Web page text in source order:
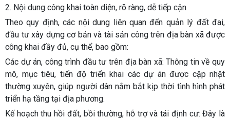
2. Nội dung công khai toàn diện, rõ ràng, dễ tiếp cận
Theo quy định, các nội dung liên quan đến quản lý đất đai,
đầu tư xây dựng cơ bản và tài sản công trên địa bàn xã được
công khai đầy đủ, cụ thể, bao gồm:
Các dự án, công trình đầu tư trên địa bàn xã: Thông tin về quy
mô, mục tiêu, tiến độ triển khai các dự án được cập nhật
thường xuyên, giúp người dân nắm bắt kịp thời tình hình phát
triển hạ tầng tại địa phương.
Kế hoạch thu hồi đất, bồi thường, hỗ trợ và tái định cư: Đây là